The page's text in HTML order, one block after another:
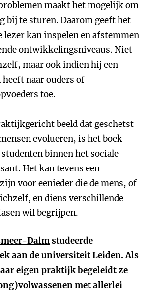
maakt het mogelijk om
bij te sturen. Daarom geeft het
lezer kan inspelen en afstemmen
ontwikkelingsniveaus. Niet
maar ook indien hij een
naar ouders of
toe.
beeld dat geschetst
evolueren, is het boek
binnen het sociale
Het kan tevens een
voor eenieder die de mens, of
en diens verschillende
wil begrijpen.
Dalmstudeerde
aan de universiteit Leiden. Als
eigen praktijk begeleidt ze
met allerlei